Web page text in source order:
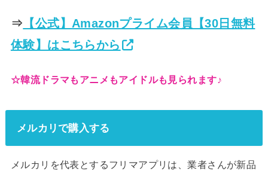
⇒ 【公式】Amazonプライム会員【30日無料
体験】はこちらから
☆韓流ドラマもアニメもアイドルも見られます♪
メルカリで購入する
メルカリを代表とするフリマアプリは、業者さんが新品